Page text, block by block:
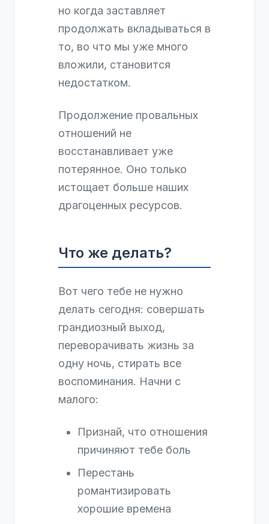
но когда заставляет
продолжать вкладываться в
то, во что мы уже много
вложили, становится
недостатком.
Продолжение провальных
отношений не
восстанавливает уже
потерянное. Оно только
истощает больше наших
драгоценных ресурсов.
Что же делать?
Вот чего тебе не нужно
делать сегодня: совершать
грандиозный выход,
переворачивать жизнь за
одну ночь, стирать все
воспоминания. Начни с
малого:
Признай, что отношения
причиняют тебе боль
Перестань
романтизировать
хорошие времена